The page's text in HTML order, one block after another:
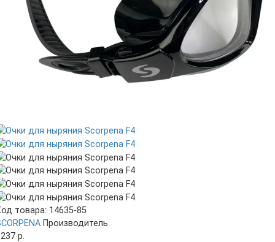
товара: 14635-85
Производитель
р.